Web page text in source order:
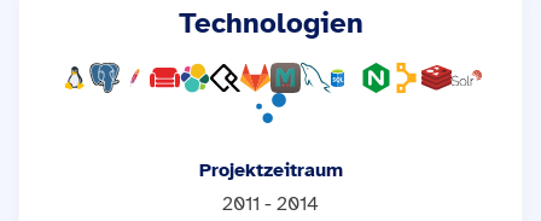
Technologien
Projektzeitraum
2011 - 2014